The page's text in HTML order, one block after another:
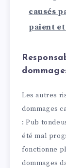
causés
paient
Les autres
dommages
: Pub
été mal
fonctionne
dommages